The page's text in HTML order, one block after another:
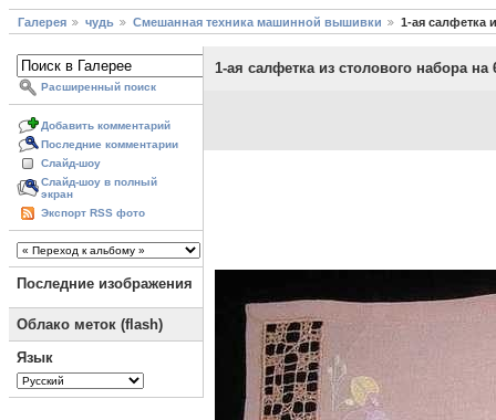
Галерея чудь Смешанная техника машинной вышивки 1-ая салфетка
Расширенный поиск
Добавить комментарий
Последние комментарии
Слайд-шоу
Слайд-шоу в полный
экран
Экспорт RSS фото
Последние изображения
Облако меток (flash)
Язык
1-ая салфетка из столового набора на